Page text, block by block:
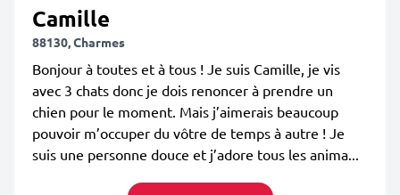
Camille
88130, Charmes
Bonjour à toutes et à tous ! Je suis Camille, je vis
avec 3 chats donc je dois renoncer à prendre un
chien pour le moment. Mais j’aimerais beaucoup
pouvoir m’occuper du vôtre de temps à autre ! Je
suis une personne douce et j’adore tous les anima...